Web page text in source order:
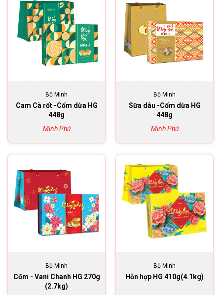
Bộ Minh
Cam Cà rốt -Cốm dừa HG
448g
Minh Phú
Bộ Minh
Sữa dâu -Cốm dừa HG
448g
Minh Phú
Bộ Minh
Cốm - Vani Chanh HG 270g
(2.7kg)
Bộ Minh
Hỗn hợp HG 410g(4.1kg)